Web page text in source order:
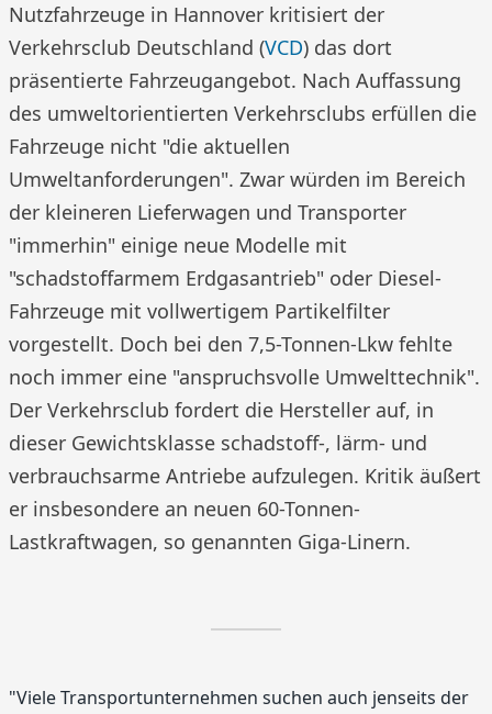
Nutzfahrzeuge in Hannover kritisiert der
Verkehrsclub Deutschland (VCD) das dort
präsentierte Fahrzeugangebot. Nach Auffassung
des umweltorientierten Verkehrsclubs erfüllen die
Fahrzeuge nicht "die aktuellen
Umweltanforderungen". Zwar würden im Bereich
der kleineren Lieferwagen und Transporter
"immerhin" einige neue Modelle mit
"schadstoffarmem Erdgasantrieb" oder Diesel-
Fahrzeuge mit vollwertigem Partikelfilter
vorgestellt. Doch bei den 7,5-Tonnen-Lkw fehlte
noch immer eine "anspruchsvolle Umwelttechnik".
Der Verkehrsclub fordert die Hersteller auf, in
dieser Gewichtsklasse schadstoff-, lärm- und
verbrauchsarme Antriebe aufzulegen. Kritik äußert
er insbesondere an neuen 60-Tonnen-
Lastkraftwagen, so genannten Giga-Linern.
"Viele Transportunternehmen suchen auch jenseits der